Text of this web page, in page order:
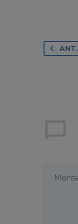
ANT.